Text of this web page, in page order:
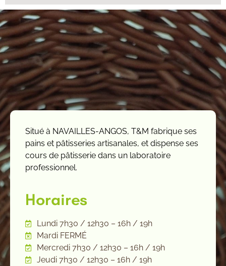
Situé à NAVAILLES-ANGOS, T&M fabrique ses
pains et pâtisseries artisanales, et dispense ses
cours de pâtisserie dans un laboratoire
professionnel.
Horaires
Lundi 7h30 / 12h30 – 16h / 19h
Mardi FERMÉ
Mercredi 7h30 / 12h30 – 16h / 19h
Jeudi 7h30 / 12h30 – 16h / 19h